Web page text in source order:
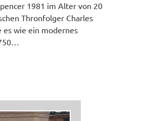
1981 im Alter von 20
Thronfolger Charles
wie ein modernes